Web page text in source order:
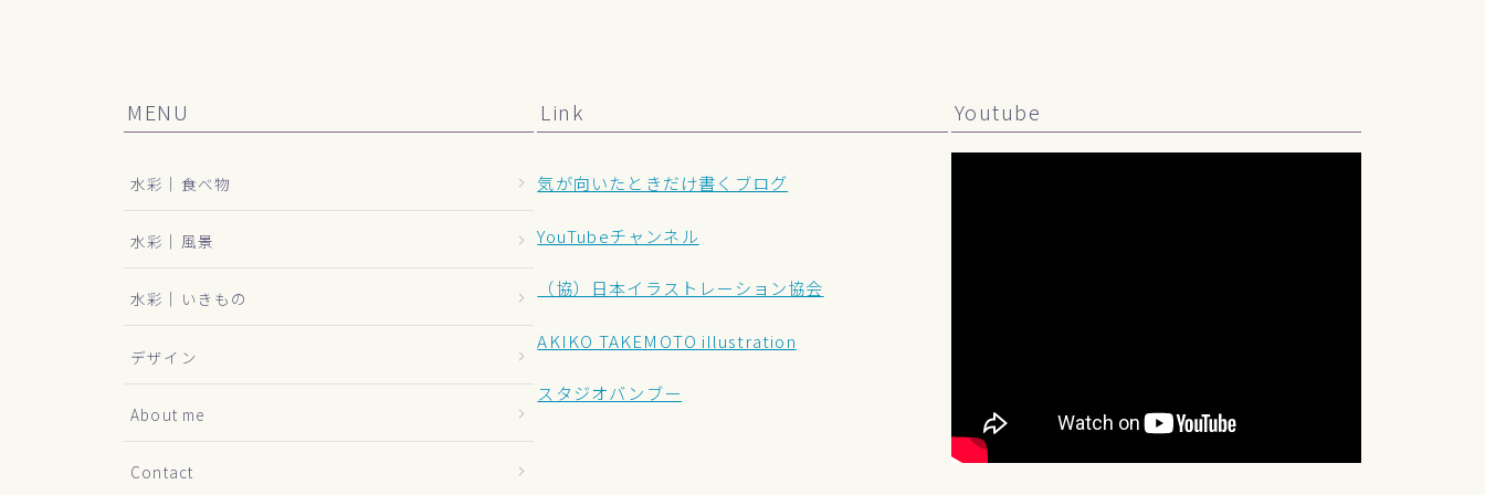
MENU
水彩｜食べ物
水彩｜風景
水彩｜いきもの
デザイン
About me
Contact
Link
気が向いたときだけ書くブログ
YouTubeチャンネル
（協）日本イラストレーション協会
AKIKO TAKEMOTO illustration
スタジオバンブー
Youtube